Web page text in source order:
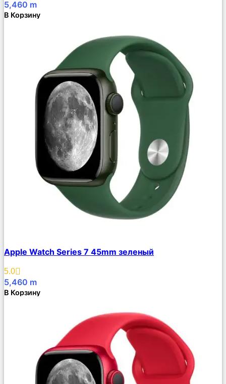
5,460 m
В Корзину
Описание
Избранное
Apple Watch Series 7 45mm зеленый
5.0
5,460 m
В Корзину